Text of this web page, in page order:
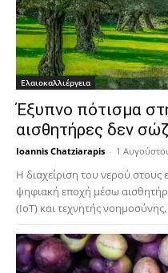
Ελαιοκαλλιέργεια
Έξυπνο πότισμα
αισθητήρες δεν
Ioannis Chatziarapis - 1
Η διαχείριση του νερού στους
ψηφιακή εποχή μέσω
(IoT) και τεχνητής